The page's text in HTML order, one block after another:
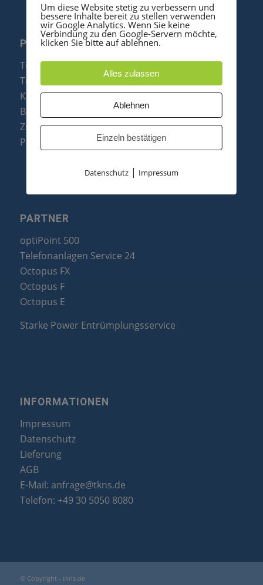
PRODUKTE
Telefonanlagen
Telefone
Konftel Konferenztelefone
Baugruppen
Zubehör & Ersatzteile
Produktzusammenfassung
PARTNER
optiPoint 500
Telefonanlagen Service 24
Octopus FX
Octopus F
Octopus E
Starke Power Entrümplungsservice
INFORMATIONEN
Impressum
Datenschutz
Lieferung
AGB
E-Mail: anfrage@tkns.de
Telefon: +49 30 5050 8080
© Copyright - tkns.de
Um diese Website stetig zu verbessern und
bessere Inhalte bereit zu stellen verwenden
wir Google Analytics. Wenn Sie keine
Verbindung zu den Google-Servern möchte,
klicken Sie bitte auf ablehnen.
Alles zulassen
Ablehnen
Einzeln bestätigen
Datenschutz| Impressum